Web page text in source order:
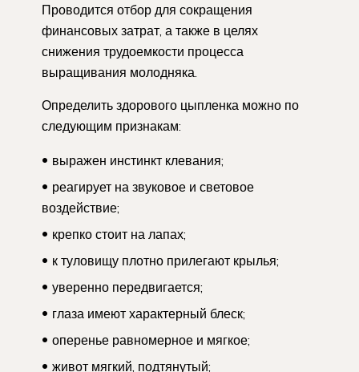
Проводится отбор для сокращения
финансовых затрат, а также в целях
снижения трудоемкости процесса
выращивания молодняка.
Определить здорового цыпленка можно по
следующим признакам:
выражен инстинкт клевания;
реагирует на звуковое и световое
воздействие;
крепко стоит на лапах;
к туловищу плотно прилегают крылья;
уверенно передвигается;
глаза имеют характерный блеск;
оперенье равномерное и мягкое;
живот мягкий, подтянутый;